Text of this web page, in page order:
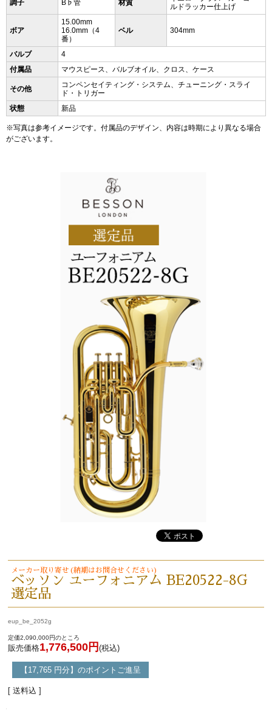
調子 B♭管 材質
ルドラッカー仕上げ
ボア
15.00mm
16.0mm（4
番）
ベル 304mm
バルブ
4
付属品
マウスピース、バルブオイル、クロス、ケース
その他
コンペンセイティング・システム、チューニング・スライ
ド・トリガー
状態
新品
※写真は参考イメージです。付属品のデザイン、内容は時期により異なる場合
がございます。
メーカー取り寄せ(納期はお問合せください)
ベッソン ユーフォニアム BE20522-8G
選定品
eup_be_2052g
定価2,090,000円のところ
販売価格1,776,500円 (税込)
【17,765 円分】のポイントご進呈
[ 送料込 ]